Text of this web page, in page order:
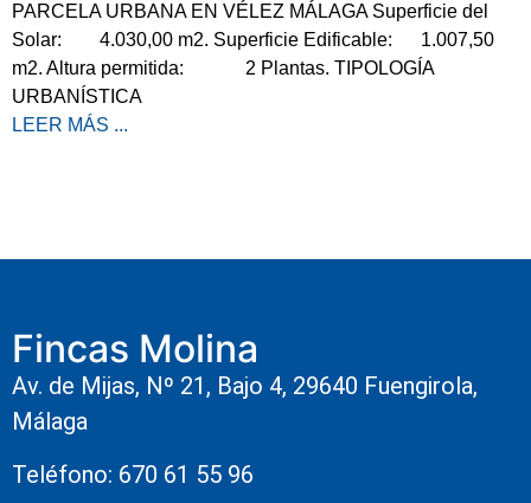
PARCELA URBANA EN VÉLEZ MÁLAGA Superficie del
Solar: 4.030,00 m2. Superficie Edificable: 1.007,50
m2. Altura permitida: 2 Plantas. TIPOLOGÍA
URBANÍSTICA
LEER MÁS ...
Fincas Molina
Av. de Mijas, Nº 21, Bajo 4, 29640 Fuengirola,
Málaga
Teléfono: 670 61 55 96